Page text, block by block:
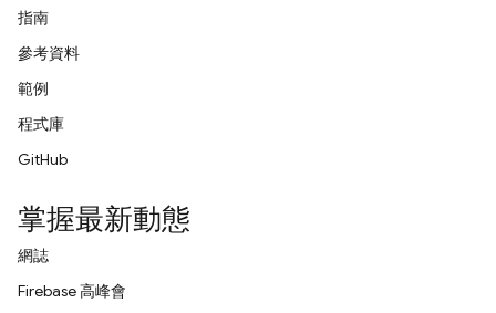
指南
參考資料
範例
程式庫
GitHub
掌握最新動態
網誌
Firebase 高峰會